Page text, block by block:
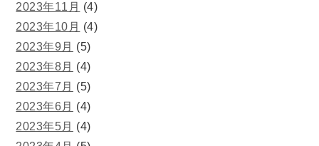
2023年11月 (4)
2023年10月 (4)
2023年9月 (5)
2023年8月 (4)
2023年7月 (5)
2023年6月 (4)
2023年5月 (4)